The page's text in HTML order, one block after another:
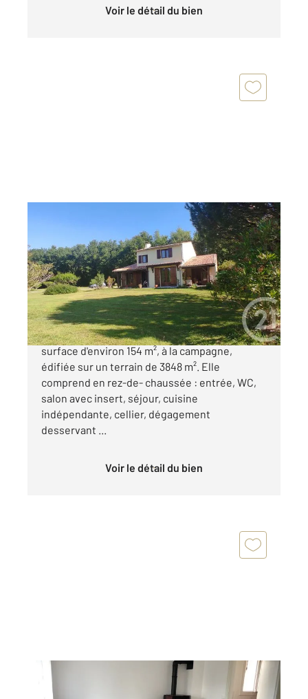
Voir le détail du bien
, 7 pièces
Ref : 5619
Maison à vendre
253 000 €
SAINTES, en direction de l'océan, maison d'une
surface d'environ 154 m², à la campagne,
édifiée sur un terrain de 3848 m². Elle
comprend en rez-de- chaussée : entrée, WC,
salon avec insert, séjour, cuisine
indépendante, cellier, dégagement
desservant ...
Voir le détail du bien
SAINTES 17
83 m